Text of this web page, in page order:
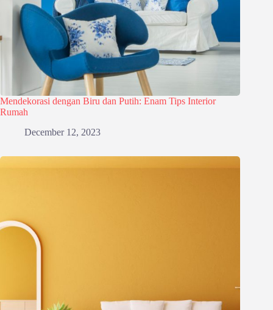
Mendekorasi dengan Biru dan Putih: Enam Tips Interior
Rumah
December 12, 2023